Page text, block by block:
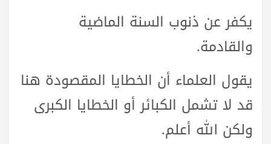
يكفر عن ذنوب السنة الماضية
والقادمة.
يقول العلماء أن الخطايا المقصودة هنا
قد لا تشمل الكبائر أو الخطايا الكبرى
ولكن الله أعلم.